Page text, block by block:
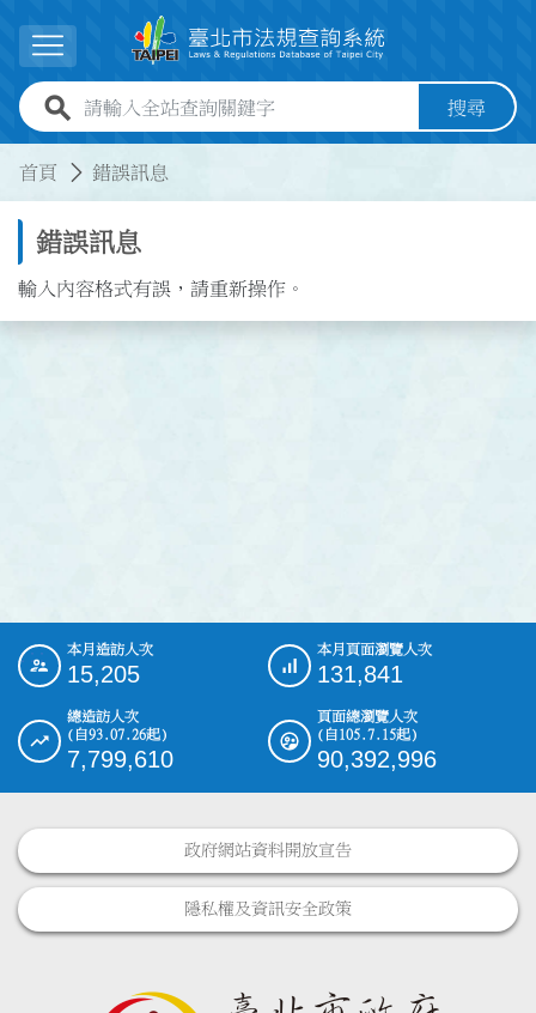
展開選單
全站查詢關鍵字欄位 搜尋
首頁 錯誤訊息
錯誤訊息
輸入內容格式有誤，請重新操作。
::: 本月造訪人次
15,205
本月頁面瀏覽人次
131,841
總造訪人次
(自93.07.26起)
7,799,610
頁面總瀏覽人次
(自105.7.15起)
90,392,996
政府網站資料開放宣告
隱私權及資訊安全政策